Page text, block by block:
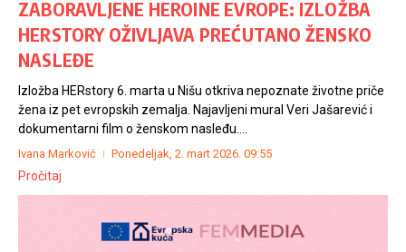
ZABORAVLJENE HEROINE EVROPE: IZLOŽBA
HERSTORY OŽIVLJAVA PREĆUTANO ŽENSKO
NASLEĐE
Izložba HERstory 6. marta u Nišu otkriva nepoznate životne priče
žena iz pet evropskih zemalja. Najavljeni mural Veri Jašarević i
dokumentarni film o ženskom nasleđu....
Ivana Marković Ponedeljak, 2. mart 2026. 09:55
Pročitaj